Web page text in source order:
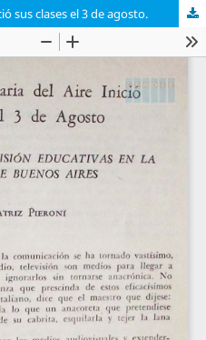
sus clases el 3 de agosto.